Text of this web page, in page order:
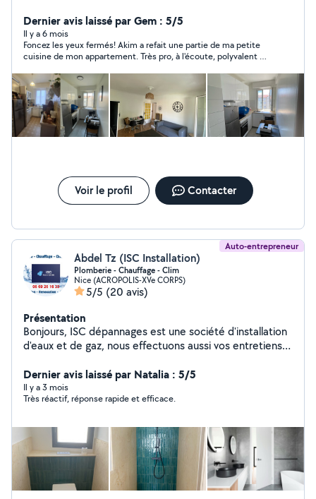
n'hésitez pas, devis gratuit ! Les clients sont rois. Au
plaisir.
Dernier avis laissé par Gem : 5/5
Il y a 6 mois
Foncez les yeux fermés! Akim a refait une partie de ma petite
cuisine de mon appartement. Très pro, à l'écoute, polyvalent et
Voir le profil Contacter
Auto-entrepreneur
Abdel Tz (ISC Installation)
Plomberie - Chauffage - Clim
Nice (ACROPOLIS-XVe CORPS)
5/5 (20 avis)
Présentation
Bonjours, ISC dépannages est une société d'installation
d'eaux et de gaz, nous effectuons aussi vos entretiens
fuite pannes ou autre. Nous intervenons dans tout les
Alpes-Maritimes. Nous sommes disponible pour des
dépannages, installation, rénovation des sanitaires, pose
adaptés selon le cas de figure. rigoureux, sérieux,
ponctuelle ayant le sens du détails, ont vous
accompagne dos vos rénovation ainsi que dans la
création de salles d'eaux. Prêt à faire de belle chose
avec vous.
Dernier avis laissé par Natalia : 5/5
Il y a 3 mois
Très réactif, réponse rapide et efficace.